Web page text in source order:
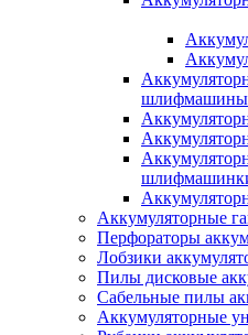
шлифмашины
Аккумуляторные
Перфораторы
Лобзики
Пилы дисковые
Сабельные пилы
Аккумуляторные